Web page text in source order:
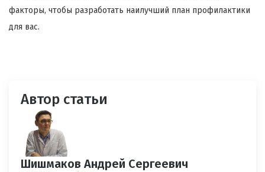
факторы, чтобы разработать наилучший план профилактики
для вас.
Автор статьи
Шишмаков Андрей Сергеевич